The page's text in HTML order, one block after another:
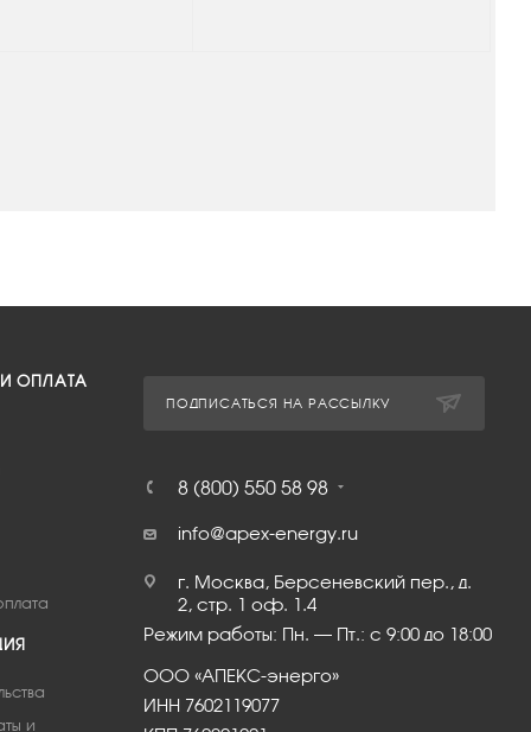
ОПЛАТА
и
ПОДПИСАТЬСЯ НА РАССЫЛКУ
8 (800) 550 58 98
info@apex-energy.ru
г. Москва, Берсеневский пер., д.
2, стр. 1 оф. 1.4
Режим работы: Пн. – Пт.: с 9:00 до 18:00
ООО «АПЕКС-энерго»
ИНН 7602119077